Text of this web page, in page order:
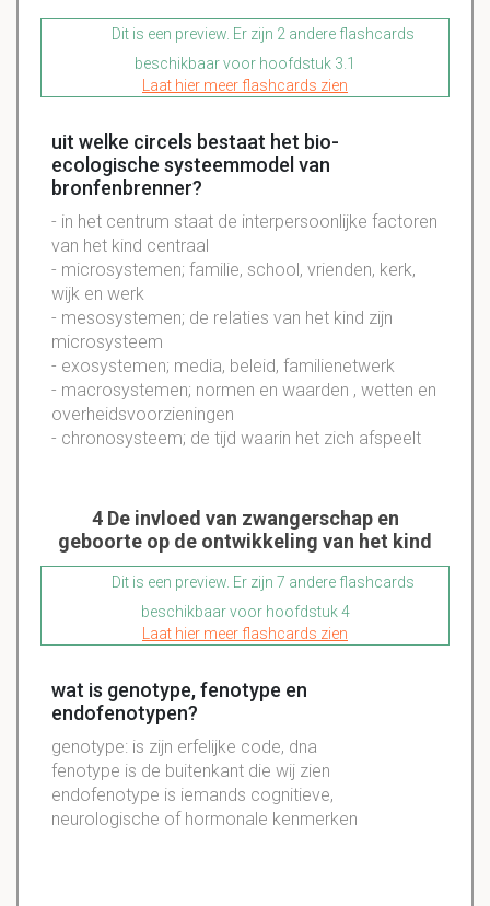
Dit is een preview. Er zijn 2 andere flashcards
beschikbaar voor hoofdstuk 3.1
Laat hier meer flashcards zien
uit welke circels bestaat het bio-
ecologische systeemmodel van
bronfenbrenner?
- in het centrum staat de interpersoonlijke factoren
van het kind centraal
- microsystemen; familie, school, vrienden, kerk,
wijk en werk
- mesosystemen; de relaties van het kind zijn
microsysteem
- exosystemen; media, beleid, familienetwerk
- macrosystemen; normen en waarden , wetten en
overheidsvoorzieningen
- chronosysteem; de tijd waarin het zich afspeelt
4 De invloed van zwangerschap en
geboorte op de ontwikkeling van het kind
Dit is een preview. Er zijn 7 andere flashcards
beschikbaar voor hoofdstuk 4
Laat hier meer flashcards zien
wat is genotype, fenotype en
endofenotypen?
genotype: is zijn erfelijke code, dna
fenotype is de buitenkant die wij zien
endofenotype is iemands cognitieve,
neurologische of hormonale kenmerken